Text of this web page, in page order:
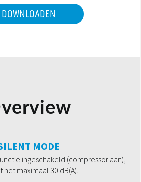
DOWNLOADEN
MODE
ingeschakeld (compressor aan),
het maximaal 30 dB(A).